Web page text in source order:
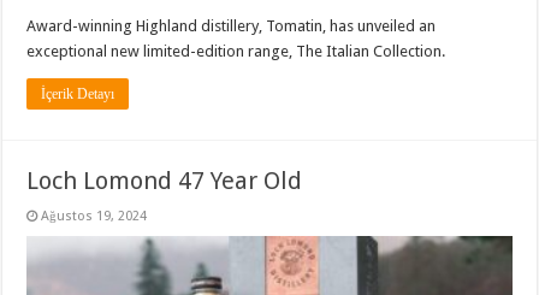
Award-winning Highland distillery, Tomatin, has unveiled an
exceptional new limited-edition range, The Italian Collection.
İçerik Detayı
Loch Lomond 47 Year Old
Ağustos 19, 2024